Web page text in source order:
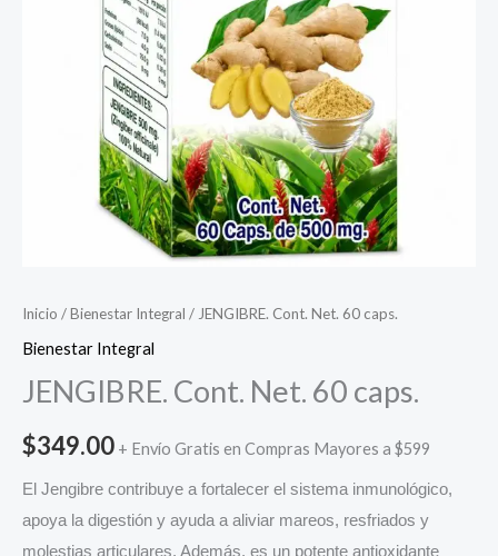
Inicio /Bienestar Integral / JENGIBRE. Cont. Net. 60 caps.
Bienestar Integral
JENGIBRE. Cont. Net. 60 caps.
$349.00 + Envío Gratis en Compras Mayores a $599
El Jengibre contribuye a fortalecer el sistema inmunológico,
apoya la digestión y ayuda a aliviar mareos, resfriados y
molestias articulares. Además, es un potente antioxidante